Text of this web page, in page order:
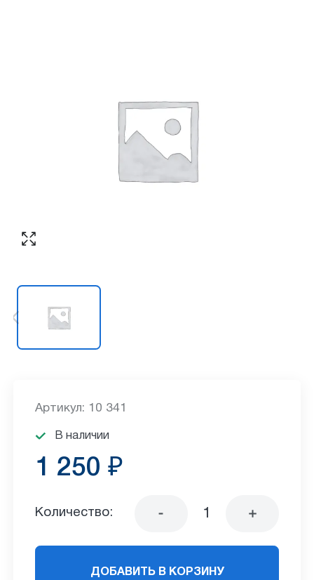
Артикул: 10 341
В наличии
1 250 ₽
Количество:
ДОБАВИТЬ В КОРЗИНУ
ПЕРЕЗВОНИТЕ МНЕ
Согласен с обработкой персональных
данных в соответствии с
конфиденциальности